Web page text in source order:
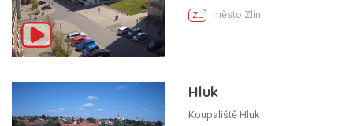
ZL město Zlín
Hluk
Koupaliště Hluk